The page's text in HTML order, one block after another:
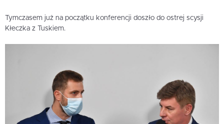
Tymczasem już na początku konferencji doszło do ostrej scysji
Kłeczka z Tuskiem.